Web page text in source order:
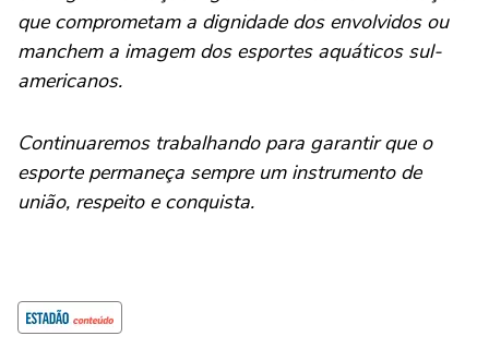
que comprometam a dignidade dos envolvidos ou
manchem a imagem dos esportes aquáticos sul-
americanos.
Continuaremos trabalhando para garantir que o
esporte permaneça sempre um instrumento de
união, respeito e conquista.